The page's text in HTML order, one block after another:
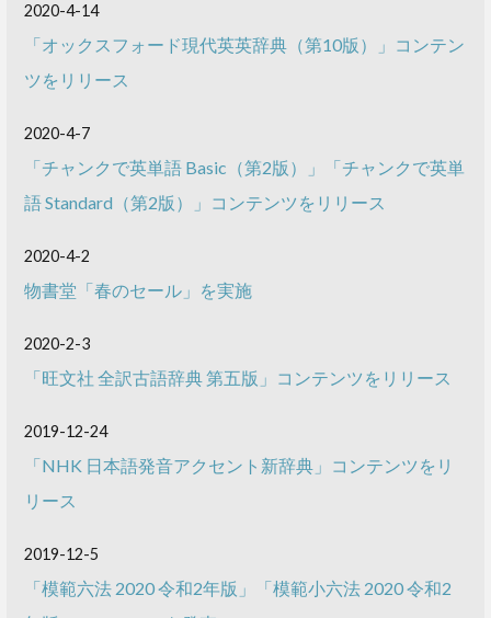
2020-4-14
「オックスフォード現代英英辞典（第10版）」コンテン
ツをリリース
2020-4-7
「チャンクで英単語 Basic（第2版）」「チャンクで英単
語 Standard（第2版）」コンテンツをリリース
2020-4-2
物書堂「春のセール」を実施
2020-2-3
「旺文社 全訳古語辞典 第五版」コンテンツをリリース
2019-12-24
「NHK 日本語発音アクセント新辞典」コンテンツをリ
リース
2019-12-5
「模範六法 2020 令和2年版」「模範小六法 2020 令和2